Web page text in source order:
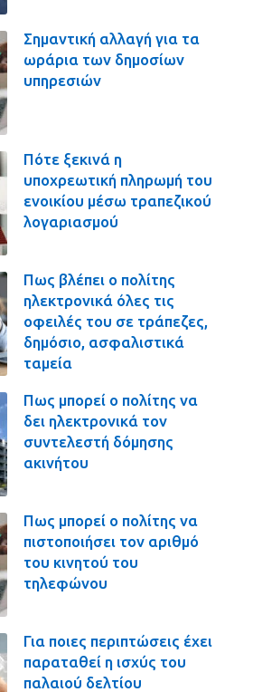
Σημαντική αλλαγή για τα
ωράρια των δημοσίων
υπηρεσιών
Πότε ξεκινά η
υποχρεωτική πληρωμή του
ενοικίου μέσω τραπεζικού
λογαριασμού
Πως βλέπει ο πολίτης
ηλεκτρονικά όλες τις
οφειλές του σε τράπεζες,
δημόσιο, ασφαλιστικά
ταμεία
Πως μπορεί ο πολίτης να
δει ηλεκτρονικά τον
συντελεστή δόμησης
ακινήτου
Πως μπορεί ο πολίτης να
πιστοποιήσει τον αριθμό
του κινητού του
τηλεφώνου
Για ποιες περιπτώσεις έχει
παραταθεί η ισχύς του
παλαιού δελτίου